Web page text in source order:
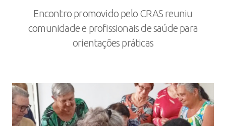
Encontro promovido pelo CRAS reuniu
comunidade e profissionais de saúde para
orientações práticas